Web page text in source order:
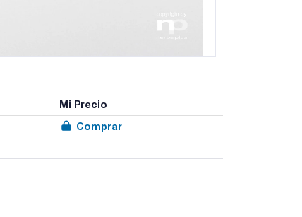
Mi Precio
Comprar